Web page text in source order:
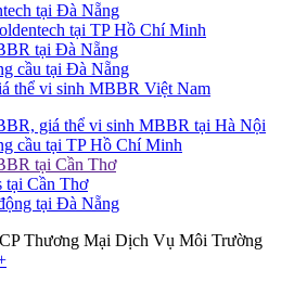
tại Đà Nẵng
tại TP Hồ Chí Minh
tại Đà Nẵng
cầu tại Đà Nẵng
thể vi sinh MBBR Việt Nam
giá thể vi sinh MBBR tại Hà Nội
cầu tại TP Hồ Chí Minh
tại Cần Thơ
tại Cần Thơ
tại Đà Nẵng
Thương Mại Dịch Vụ Môi Trường